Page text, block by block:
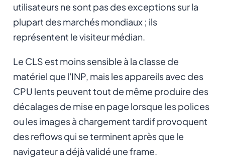
utilisateurs ne sont pas des exceptions sur la
plupart des marchés mondiaux ; ils
représentent le visiteur médian.
Le CLS est moins sensible à la classe de
matériel que l'INP, mais les appareils avec des
CPU lents peuvent tout de même produire des
décalages de mise en page lorsque les polices
ou les images à chargement tardif provoquent
des reflows qui se terminent après que le
navigateur a déjà validé une frame.